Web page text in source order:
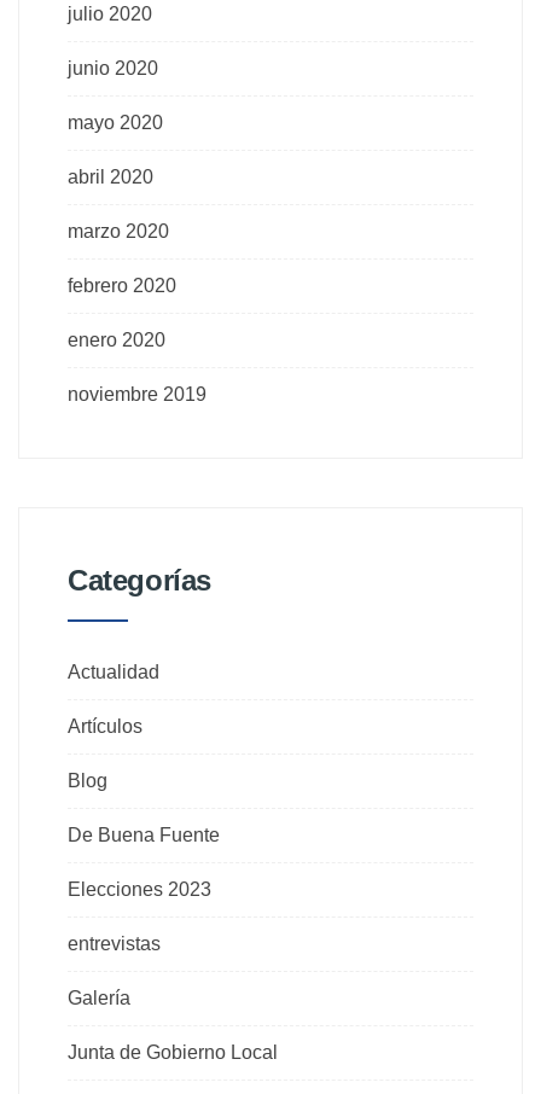
julio 2020
junio 2020
mayo 2020
abril 2020
marzo 2020
febrero 2020
enero 2020
noviembre 2019
Categorías
Actualidad
Artículos
Blog
De Buena Fuente
Elecciones 2023
entrevistas
Galería
Junta de Gobierno Local